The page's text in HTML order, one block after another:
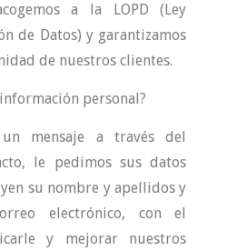
a la LOPD (Ley
de Datos) y garantizamos
de nuestros clientes.
personal?
mensaje a través del
le pedimos sus datos
su nombre y apellidos y
electrónico, con el
y mejorar nuestros